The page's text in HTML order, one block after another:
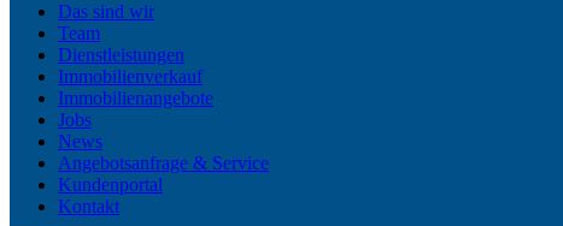
Das sind wir
Team
Dienstleistungen
Immobilienverkauf
Immobilienangebote
Jobs
News
Angebotsanfrage & Service
Kundenportal
Kontakt